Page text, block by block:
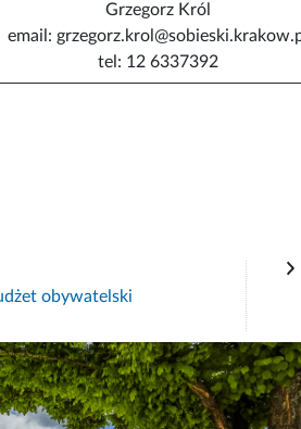
Grzegorz Król
email:
tel: 12 6337392
obywatelski